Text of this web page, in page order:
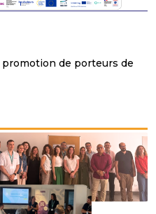
promotion de porteurs de